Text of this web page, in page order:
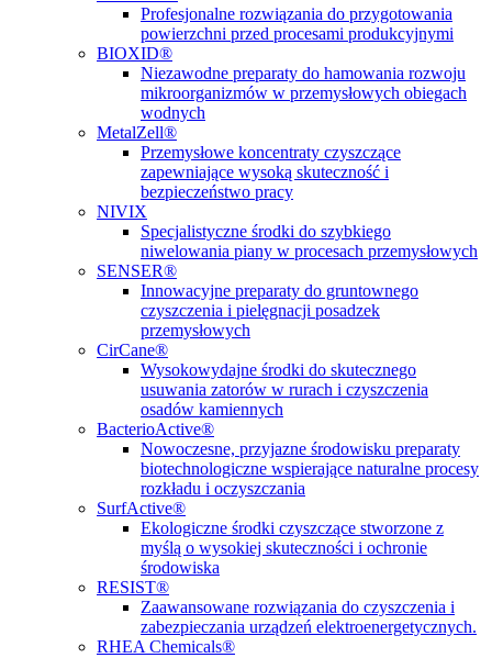
Profesjonalne rozwiązania do przygotowania
powierzchni przed procesami produkcyjnymi
BIOXID®
Niezawodne preparaty do hamowania rozwoju
mikroorganizmów w przemysłowych obiegach
wodnych
MetalZell®
Przemysłowe koncentraty czyszczące
zapewniające wysoką skuteczność i
bezpieczeństwo pracy
NIVIX
Specjalistyczne środki do szybkiego
niwelowania piany w procesach przemysłowych
SENSER®
Innowacyjne preparaty do gruntownego
czyszczenia i pielęgnacji posadzek
przemysłowych
CirCane®
Wysokowydajne środki do skutecznego
usuwania zatorów w rurach i czyszczenia
osadów kamiennych
BacterioActive®
Nowoczesne, przyjazne środowisku preparaty
biotechnologiczne wspierające naturalne procesy
rozkładu i oczyszczania
SurfActive®
Ekologiczne środki czyszczące stworzone z
myślą o wysokiej skuteczności i ochronie
środowiska
RESIST®
Zaawansowane rozwiązania do czyszczenia i
zabezpieczania urządzeń elektroenergetycznych.
RHEA Chemicals®